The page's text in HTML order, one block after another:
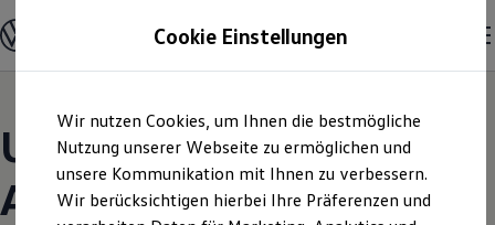
Hauptinhalt
springen
Footer
springen
Modelle und Konfigurator
Konfigurator
Modelle vergleichen
Elektroautos
ENERGY Sondermodelle
Nutzfahrzeuge
SUV und CUV
Familienautos
Unsere aktuellen
Angebote und mehr
Cookie Einstellungen
Wir nutzen Cookies, um Ihnen die bestmögliche
Nutzung unserer Webseite zu ermöglichen und
unsere Kommunikation mit Ihnen zu verbessern.
Wir berücksichtigen hierbei Ihre Präferenzen und